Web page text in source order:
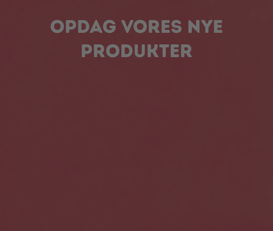
Opdag vores nye
produkter